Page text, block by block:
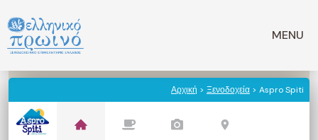
σε
περιεχόμενο
MENU
Αρχική > Ξενοδοχεία > Aspro Spiti